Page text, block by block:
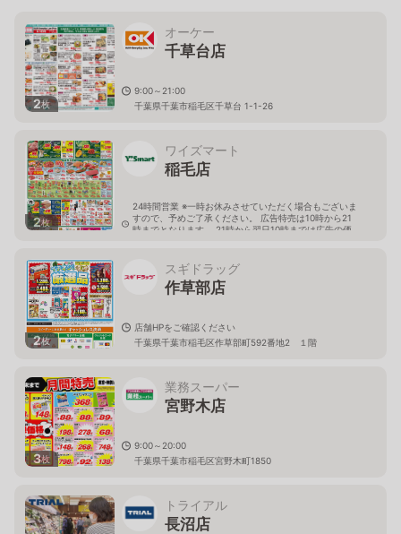
2枚
オーケー
千草台店
9:00～21:00
千葉県千葉市稲毛区千草台 1-1-26
2枚
ワイズマート
稲毛店
24時間営業 ※一時お休みさせていただく場合もございま
すので、予めご了承ください。 広告特売は10時から21
時までとなります。 21時から翌日10時までは広告の価
2枚
スギドラッグ
作草部店
店舗HPをご確認ください
千葉県千葉市稲毛区作草部町592番地2 １階
3枚
業務スーパー
宮野木店
9:00～20:00
千葉県千葉市稲毛区宮野木町1850
トライアル
長沼店